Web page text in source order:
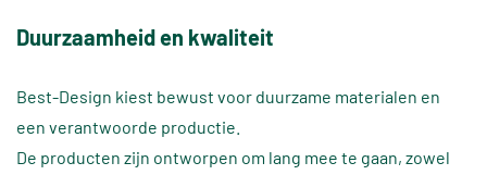
Duurzaamheid en kwaliteit
Best-Design kiest bewust voor duurzame materialen en
een verantwoorde productie.
De producten zijn ontworpen om lang mee te gaan, zowel